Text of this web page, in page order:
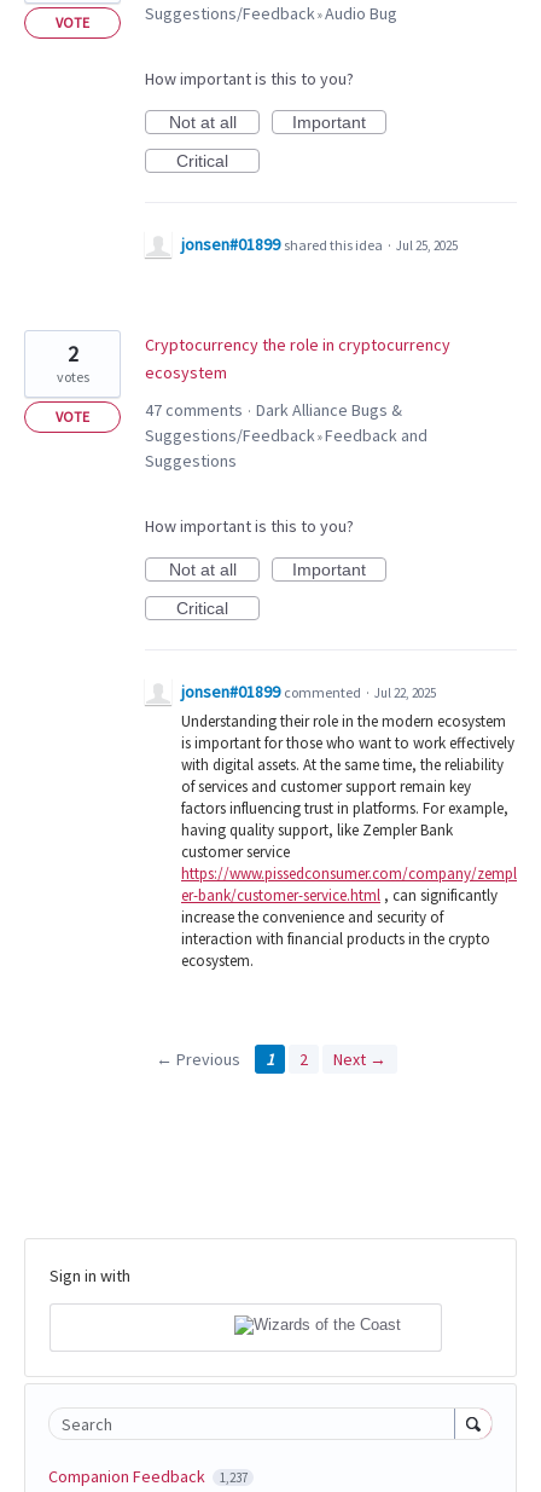
VOTE
Suggestions/Feedback »Audio Bug
How important is this to you?
Not at all
Important
Critical
jonsen#01899 shared this idea · Jul 25, 2025
Cryptocurrency the role in cryptocurrency
ecosystem
2
votes
VOTE 47 comments · Dark Alliance Bugs &
Suggestions/Feedback »Feedback and
Suggestions
How important is this to you?
Not at all
Important
Critical
jonsen#01899 commented · Jul 22, 2025
Understanding their role in the modern ecosystem
is important for those who want to work effectively
with digital assets. At the same time, the reliability
of services and customer support remain key
factors influencing trust in platforms. For example,
having quality support, like Zempler Bank
customer service
https://www.pissedconsumer.com/company/zempl
er-bank/customer-service.html , can significantly
increase the convenience and security of
interaction with financial products in the crypto
ecosystem.
← Previous 1 2 Next →
Sign in with
Search
Companion Feedback 1,237